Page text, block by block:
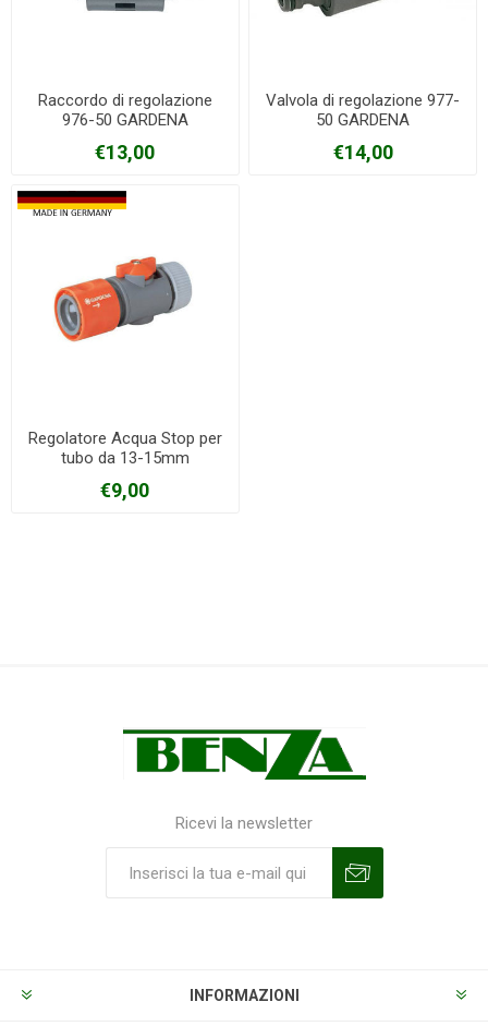
Raccordo di regolazione
976-50 GARDENA
€13,00
Valvola di regolazione 977-
50 GARDENA
€14,00
Regolatore Acqua Stop per
tubo da 13-15mm
€9,00
Ricevi la newsletter
INFORMAZIONI